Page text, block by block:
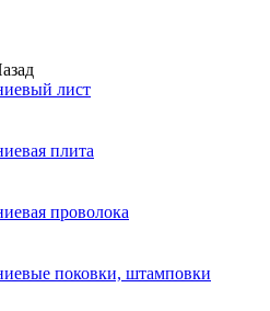
лист
плита
проволока
поковки, штамповки